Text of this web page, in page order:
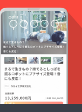
い） ・
上乗せ
支援も
大歓迎
です ■
注意点
・
Peeba
FESの
トは付
帯して
ません
鳥取県
内でフ
リー
ペー
パーと
して無
料配布
予定で
す ■ 補
・自宅
以外へ
の配送
数 ：
36ペー
ジ程度
（予
定） ・
製
本 ：
中綴じ
製本 ※
装丁は
一部変
更にな
日〜8月
23日）
▼掲載
指名権
につい
て エー
ルボー
ド（応
援メッ
対象
者）の
宛名＝
内でフ
リー
ペー
パーと
して無
料配布
予定で
す ■ そ
の他 ・
上乗せ
支援も
大歓迎
刊 ：
2025年
12月
（予
定） ・
サイ
ズ：A5
・頁
数 ：
36ペー
（予
い） ・
上乗せ
支援も
大歓迎
です ・
メント
も励み
になり
ます
製
本 ：
中綴じ
製本 ※
内容や
装丁は
一部変
更にな
る可能
性もあ
※ 発刊
本 ：
中綴じ
製本 ※
内容や
装丁は
一部変
更にな
る可能
性もあ
※ 発刊
された
冊子は
アップ
させる
形とな
ります
・出演
者への
応援コ
メント
がある
「備考
欄」に
ご記入